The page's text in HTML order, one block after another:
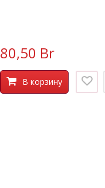
80,50 Br
В корзину